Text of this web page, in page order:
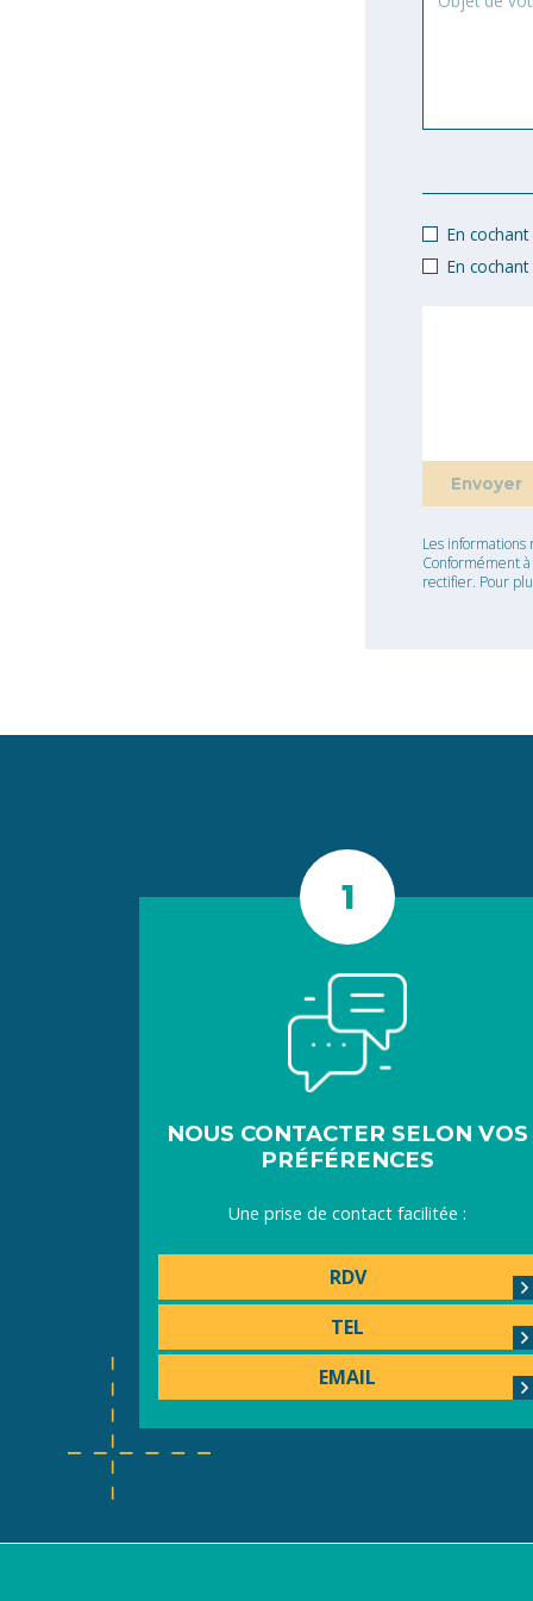
En
En
Les
Conformément
rectifier. Pour
NOUS CONTACTER SELON VOS
PRÉFÉRENCES
Une prise de contact facilitée :
RDV
TEL
EMAIL